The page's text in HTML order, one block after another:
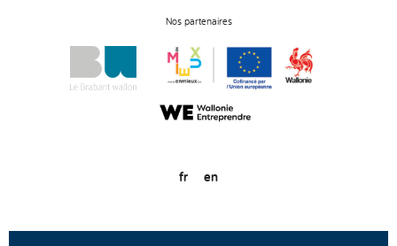
Nos partenaires
fr en
© Copyright 2020